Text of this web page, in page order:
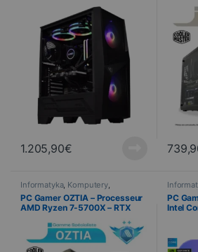
RAM – 1 To SSD
1.205,90€
Core
To SSD
Informatyka, Komputery,
Wstępnie zmontowany
PC Gamer OZTIA – Processeur
AMD Ryzen 7-5700X – RTX
PC
Intel